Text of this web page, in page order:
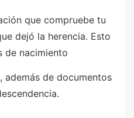
que compruebe tu
dejó la herencia. Esto
de nacimiento
además de documentos